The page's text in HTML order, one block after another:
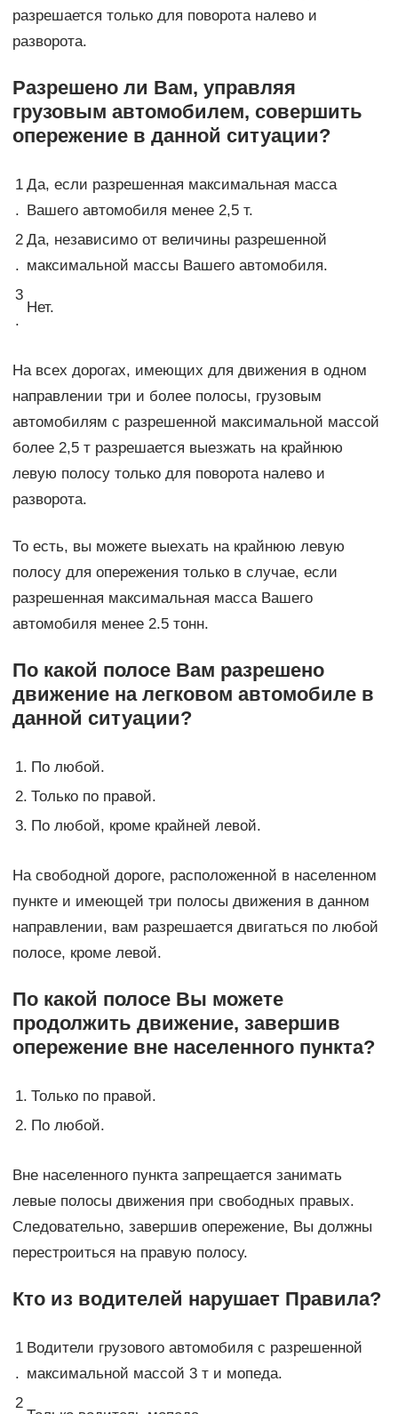
разрешается только для поворота налево и
разворота.
Разрешено ли Вам, управляя
грузовым автомобилем, совершить
опережение в данной ситуации?
1
.
Да, если разрешенная максимальная масса
Вашего автомобиля менее 2,5 т.
2
.
Да, независимо от величины разрешенной
максимальной массы Вашего автомобиля.
3
.
Нет.
На всех дорогах, имеющих для движения в одном
направлении три и более полосы, грузовым
автомобилям с разрешенной максимальной массой
более 2,5 т разрешается выезжать на крайнюю
левую полосу только для поворота налево и
разворота.
То есть, вы можете выехать на крайнюю левую
полосу для опережения только в случае, если
разрешенная максимальная масса Вашего
автомобиля менее 2.5 тонн.
По какой полосе Вам разрешено
движение на легковом автомобиле в
данной ситуации?
1. По любой.
2. Только по правой.
3. По любой, кроме крайней левой.
На свободной дороге, расположенной в населенном
пункте и имеющей три полосы движения в данном
направлении, вам разрешается двигаться по любой
полосе, кроме левой.
По какой полосе Вы можете
продолжить движение, завершив
опережение вне населенного пункта?
1. Только по правой.
2. По любой.
Вне населенного пункта запрещается занимать
левые полосы движения при свободных правых.
Следовательно, завершив опережение, Вы должны
перестроиться на правую полосу.
Кто из водителей нарушает Правила?
1
.
Водители грузового автомобиля с разрешенной
максимальной массой 3 т и мопеда.
2